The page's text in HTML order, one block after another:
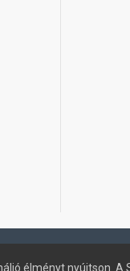
élményt nyújtson.